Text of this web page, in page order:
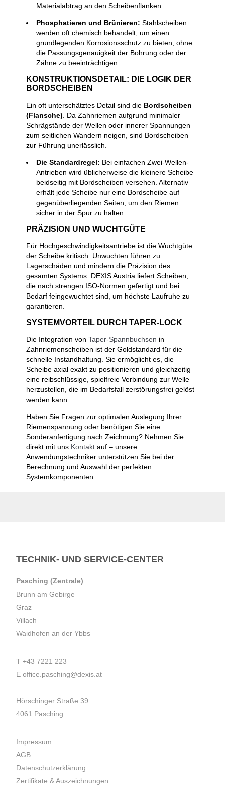
Materialabtrag an den Scheibenflanken.
Phosphatieren und Brünieren: Stahlscheiben
werden oft chemisch behandelt, um einen
grundlegenden Korrosionsschutz zu bieten, ohne
die Passungsgenauigkeit der Bohrung oder der
Zähne zu beeinträchtigen.
KONSTRUKTIONSDETAIL: DIE LOGIK DER
BORDSCHEIBEN
Ein oft unterschätztes Detail sind die Bordscheiben
(Flansche) . Da Zahnriemen aufgrund minimaler
Schrägstände der Wellen oder innerer Spannungen
zum seitlichen Wandern neigen, sind Bordscheiben
zur Führung unerlässlich.
Die Standardregel: Bei einfachen Zwei-Wellen-
Antrieben wird üblicherweise die kleinere Scheibe
beidseitig mit Bordscheiben versehen. Alternativ
erhält jede Scheibe nur eine Bordscheibe auf
gegenüberliegenden Seiten, um den Riemen
sicher in der Spur zu halten.
PRÄZISION UND WUCHTGÜTE
Für Hochgeschwindigkeitsantriebe ist die Wuchtgüte
der Scheibe kritisch. Unwuchten führen zu
Lagerschäden und mindern die Präzision des
gesamten Systems. DEXIS Austria liefert Scheiben,
die nach strengen ISO-Normen gefertigt und bei
Bedarf feingewuchtet sind, um höchste Laufruhe zu
garantieren.
SYSTEMVORTEIL DURCH TAPER-LOCK
Die Integration von Taper-Spannbuchsen in
Zahnriemenscheiben ist der Goldstandard für die
schnelle Instandhaltung. Sie ermöglicht es, die
Scheibe axial exakt zu positionieren und gleichzeitig
eine reibschlüssige, spielfreie Verbindung zur Welle
herzustellen, die im Bedarfsfall zerstörungsfrei gelöst
werden kann.
Haben Sie Fragen zur optimalen Auslegung Ihrer
Riemenspannung oder benötigen Sie eine
Sonderanfertigung nach Zeichnung? Nehmen Sie
direkt mit uns Kontakt auf – unsere
Anwendungstechniker unterstützen Sie bei der
Berechnung und Auswahl der perfekten
Systemkomponenten.
TECHNIK- UND SERVICE-CENTER
Pasching (Zentrale)
Brunn am Gebirge
Graz
Villach
Waidhofen an der Ybbs
T +43 7221 223
E office.pasching@dexis.at
Hörschinger Straße 39
4061 Pasching
Impressum
AGB
Datenschutzerklärung
Zertifikate & Auszeichnungen